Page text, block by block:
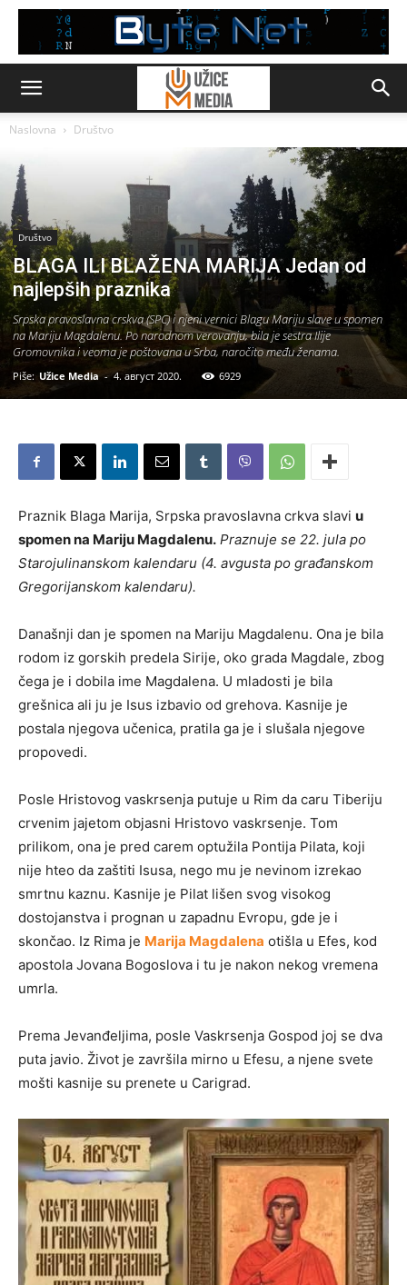
Naslovna Društvo
Društvo
BLAGA ILI BLAŽENA MARIJA Jedan od
najlepših praznika
Srpska pravoslavna crskva (SPC) i njeni vernici Blagu Mariju slave u spomen
na Mariju Magdalenu. Po narodnom verovanju, bila je sestra Ilije
Gromovnika i veoma je poštovana u Srba, naročito među ženama.
Piše: Užice Media - 4. август 2020. 6929
Praznik Blaga Marija, Srpska pravoslavna crkva slavi u
spomen na Mariju Magdalenu. Praznuje se 22. jula po
Starojulinanskom kalendaru (4. avgusta po građanskom
Gregorijanskom kalendaru).
Današnji dan je spomen na Mariju Magdalenu. Ona je bila
rodom iz gorskih predela Sirije, oko grada Magdale, zbog
čega je i dobila ime Magdalena. U mladosti je bila
grešnica ali ju je Isus izbavio od grehova. Kasnije je
postala njegova učenica, pratila ga je i slušala njegove
propovedi.
Posle Hristovog vaskrsenja putuje u Rim da caru Tiberiju
crvenim jajetom objasni Hristovo vaskrsenje. Tom
prilikom, ona je pred carem optužila Pontija Pilata, koji
nije hteo da zaštiti Isusa, nego mu je nevinom izrekao
smrtnu kaznu. Kasnije je Pilat lišen svog visokog
dostojanstva i prognan u zapadnu Evropu, gde je i
skončao. Iz Rima je Marija Magdalena otišla u Efes, kod
apostola Jovana Bogoslova i tu je nakon nekog vremena
umrla.
Prema Jevanđeljima, posle Vaskrsenja Gospod joj se dva
puta javio. Život je završila mirno u Efesu, a njene svete
mošti kasnije su prenete u Carigrad.